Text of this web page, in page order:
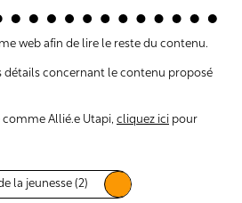
web afin de lire le reste du contenu.
détails concernant le contenu proposé
comme Allié.e Utapi, cliquez ici pour
la jeunesse (2)